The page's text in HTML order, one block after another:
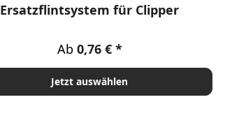
Ersatzflintsystem für Clipper
Regulärer Preis:
Ab 0,76 €
Jetzt auswählen